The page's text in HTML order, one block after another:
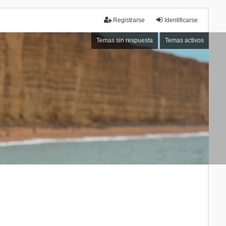
Identificarse
Registrarse
Temas sin respuesta Temas activos